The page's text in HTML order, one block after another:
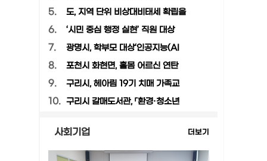
5. 도, 지역 단위 비상대비태세 확립을
6. ‘시민 중심 행정 실현’ 직원 대상
7. 광명시, 학부모 대상‘인공지능(AI
8. 포천시 화현면, 홀몸 어르신 연탄
9. 구리시, 헤아림 19기 치매 가족교
10. 구리시 갈매도서관, 「환경·청소년
사회기업 더보기